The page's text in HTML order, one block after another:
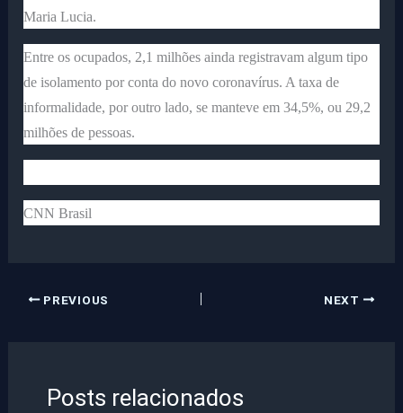
Maria Lucia.
Entre os ocupados, 2,1 milhões ainda registravam algum tipo
de isolamento por conta do novo coronavírus. A taxa de
informalidade, por outro lado, se manteve em 34,5%, ou 29,2
milhões de pessoas.
CNN Brasil
PREVIOUS NEXT
Posts relacionados